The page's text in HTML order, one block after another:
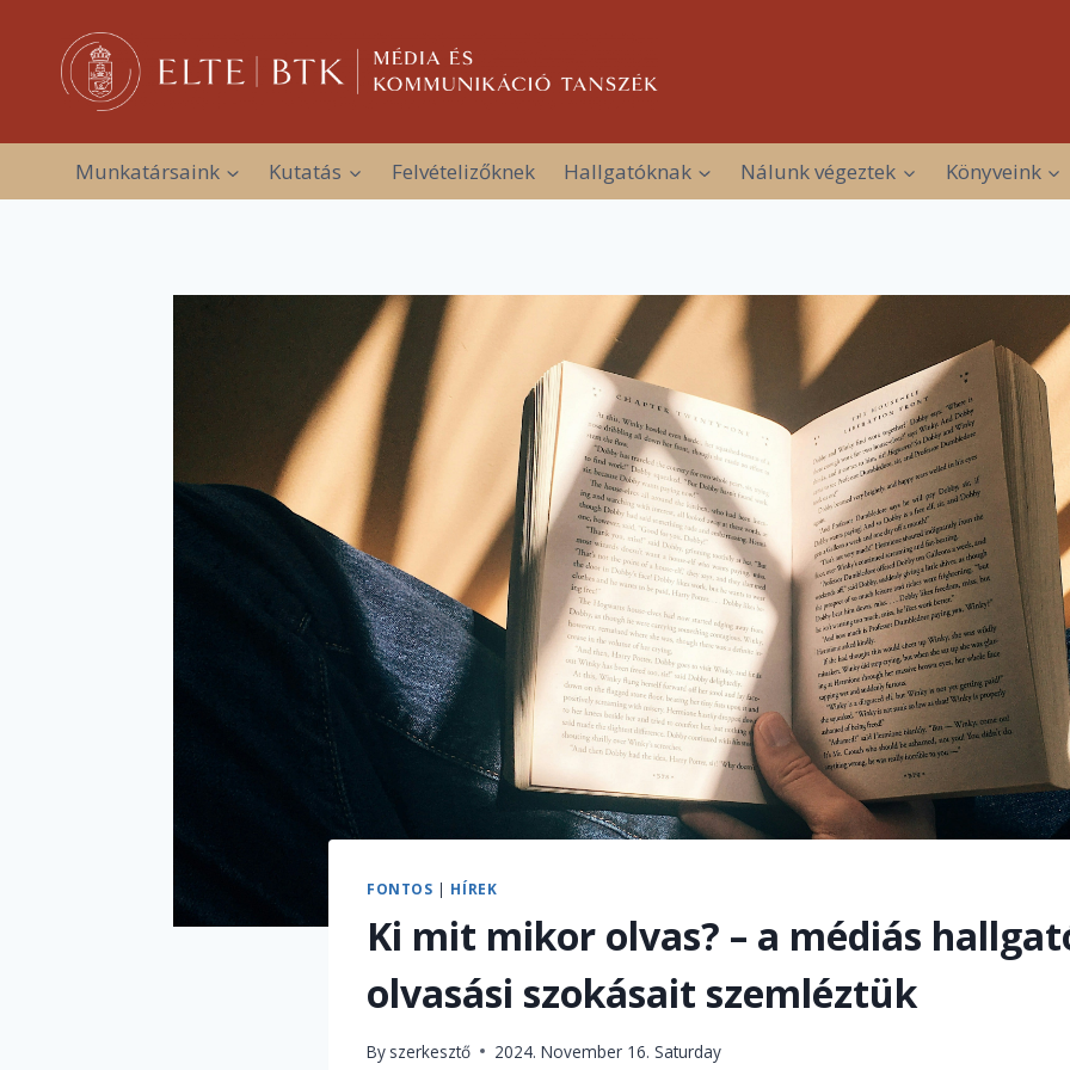
content
Munkatársaink Kutatás Felvételizőknek Hallgatóknak Nálunk végeztek Könyveink
FONTOS | HÍREK
Ki mit mikor olvas? – a médiás
olvasási szokásait szemléztük
By szerkesztő 2024. November 16. Saturday